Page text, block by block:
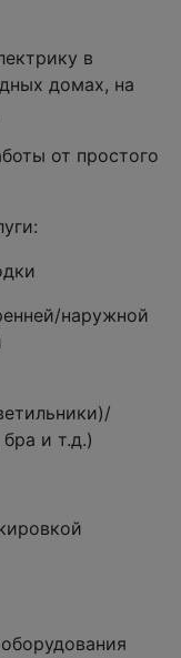
в
домах, на
от простого
наружной
и т.д.)